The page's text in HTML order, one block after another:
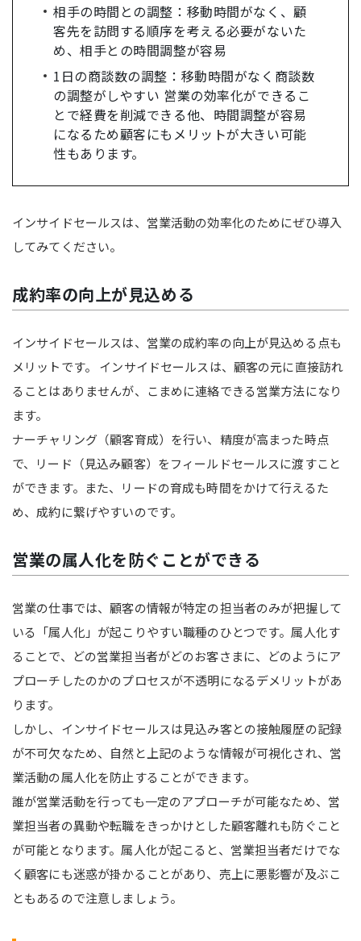
相手の時間との調整：移動時間がなく、顧
客先を訪問する順序を考える必要がないた
め、相手との時間調整が容易
1日の商談数の調整：移動時間がなく商談数
の調整がしやすい 営業の効率化ができるこ
とで経費を削減できる他、時間調整が容易
になるため顧客にもメリットが大きい可能
性もあります。
インサイドセールスは、営業活動の効率化のためにぜひ導入
してみてください。
成約率の向上が見込める
インサイドセールスは、営業の成約率の向上が見込める点も
メリットです。 インサイドセールスは、顧客の元に直接訪れ
ることはありませんが、こまめに連絡できる営業方法になり
ます。
ナーチャリング（顧客育成）を行い、精度が高まった時点
で、リード（見込み顧客）をフィールドセールスに渡すこと
ができます。また、リードの育成も時間をかけて行えるた
め、成約に繋げやすいのです。
営業の属人化を防ぐことができる
営業の仕事では、顧客の情報が特定の担当者のみが把握して
いる「属人化」が起こりやすい職種のひとつです。属人化す
ることで、どの営業担当者がどのお客さまに、どのようにア
プローチしたのかのプロセスが不透明になるデメリットがあ
ります。
しかし、インサイドセールスは見込み客との接触履歴の記録
が不可欠なため、自然と上記のような情報が可視化され、営
業活動の属人化を防止することができます。
誰が営業活動を行っても一定のアプローチが可能なため、営
業担当者の異動や転職をきっかけとした顧客離れも防ぐこと
が可能となります。属人化が起こると、営業担当者だけでな
く顧客にも迷惑が掛かることがあり、売上に悪影響が及ぶこ
ともあるので注意しましょう。